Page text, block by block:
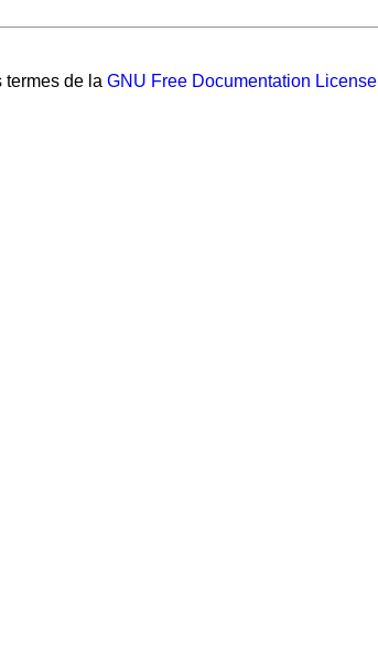
de la GNU Free Documentation License